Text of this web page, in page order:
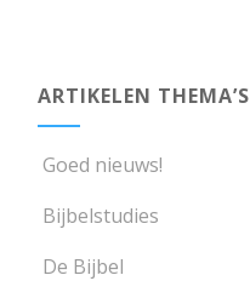
ARTIKELEN THEMA’S
Goed nieuws!
Bijbelstudies
De Bijbel